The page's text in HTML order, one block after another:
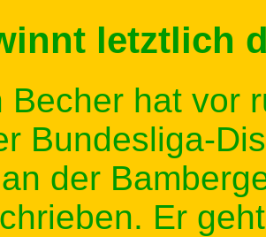
letztlich
Becher hat vor
Bundesliga-
der
Er